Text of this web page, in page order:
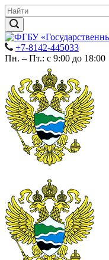
+7-8142-445033
Пн. – Пт.: с 9:00 до 18:00